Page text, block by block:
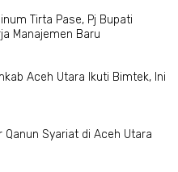
Tirta Pase, Pj Bupati
Manajemen Baru
Aceh Utara Ikuti Bimtek, Ini
Qanun Syariat di Aceh Utara